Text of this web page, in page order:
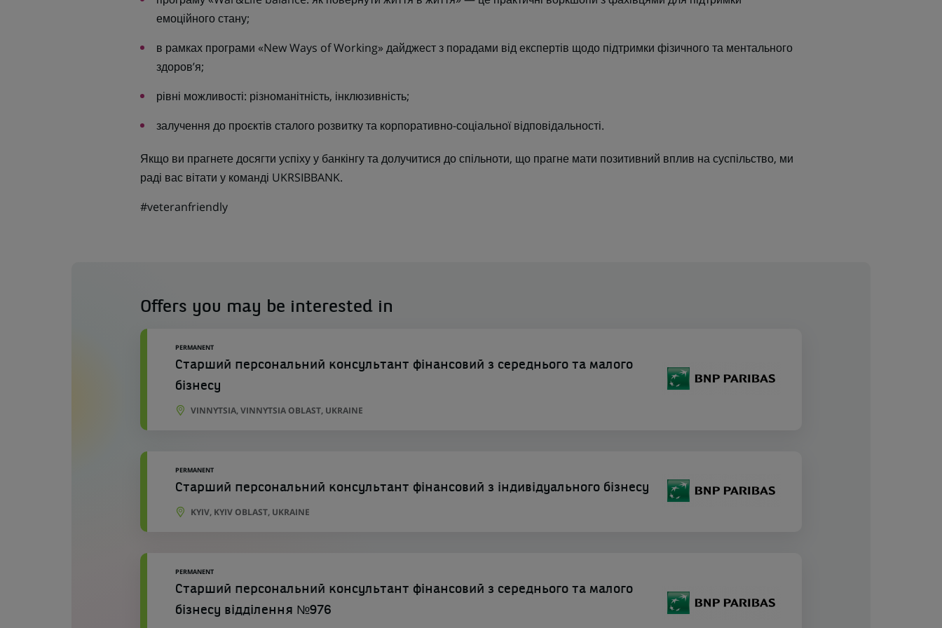
емоційного стану;
в рамках програми «New Ways of Working» дайджест з порадами від експертів щодо підтримки фізичного та ментального
здоров’я;
рівні можливості: різноманітність, інклюзивність;
залучення до проєктів сталого розвитку та корпоративно-соціальної відповідальності.
Якщо ви прагнете досягти успіху у банкінгу та долучитися до спільноти, що прагне мати позитивний вплив на суспільство, ми
раді вас вітати у команді UKRSIBBANK.
#veteranfriendly
Offers you may be interested in
PERMANENT
Старший персональний консультант фінансовий з середнього та малого
бізнесу
VINNYTSIA, VINNYTSIA OBLAST, UKRAINE
PERMANENT
Старший персональний консультант фінансовий з індивідуального бізнесу
KYIV, KYIV OBLAST, UKRAINE
PERMANENT
Старший персональний консультант фінансовий з середнього та малого
бізнесу відділення №976